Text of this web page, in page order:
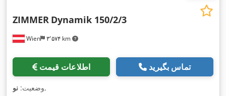
Wien ۳٬۵۷۴ km
ZIMMER Dynamik 150/2/3
اطلاعات قیمت تماس بگیرید
وضعیت: نو ,